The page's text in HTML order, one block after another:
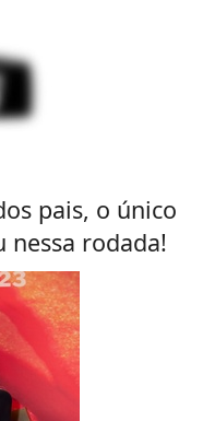
pais, o único
nessa rodada!